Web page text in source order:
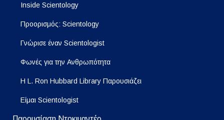
Inside Scientology
Προορισμός: Scientology
Γνώρισε έναν Scientologist
Φωνές για την Ανθρωπότητα
Η L. Ron Hubbard Library Παρουσιάζει
Είμαι Scientologist